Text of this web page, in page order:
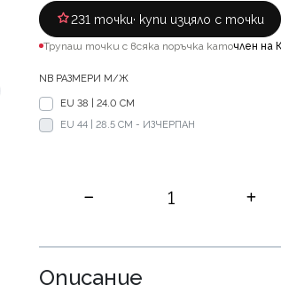
231 точки· купи изцяло с точки
Трупаш точки с всяка поръчка каточлен на
NB РАЗМЕРИ М/Ж
EU 38 | 24.0 CM
EU 44 | 28.5 CM - ИЗЧЕРПАН
Описание